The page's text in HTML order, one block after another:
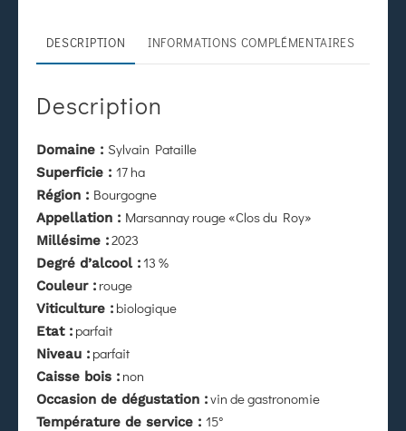
DESCRIPTION INFORMATIONS COMPLÉMENTAIRES
Description
Domaine : Sylvain Pataille
Superficie : 17 ha
Région : Bourgogne
Appellation : Marsannay rouge «Clos du Roy»
Millésime :2023
Degré d’alcool :13 %
Couleur : rouge
Viticulture : biologique
Etat : parfait
Niveau : parfait
Caisse bois : non
Occasion de dégustation :vin de gastronomie
Température de service : 15°